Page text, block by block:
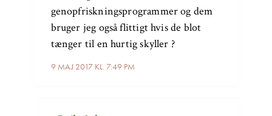
9 MAJ 2017 KL. 7:49 PM
genopfriskningsprogrammer og dem
bruger jeg også flittigt hvis de blot
tænger til en hurtig skyller ?